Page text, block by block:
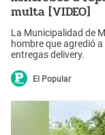
multa [VIDEO]
La Municipalidad de
hombre que agredió
entregas delivery.
El Popular